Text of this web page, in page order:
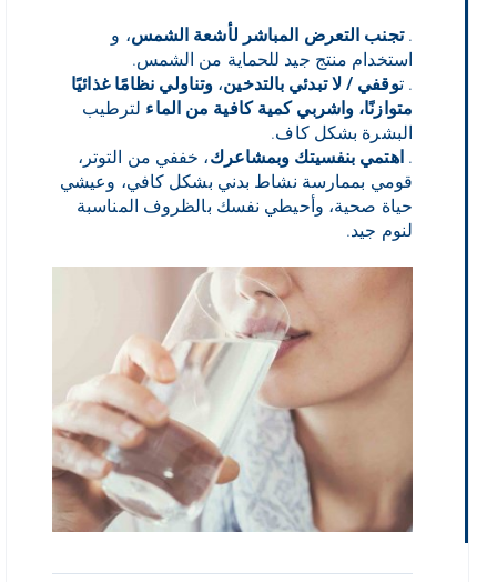
.تجنب التعرض المباشر لأشعة الشمس، و
استخدام منتج جيد للحماية من الشمس.
. توقفي / لا تبدئي بالتدخين، وتناولي نظامًا غذائيًا
متوازنًا، واشربي كمية كافية من الماء لترطيب
البشرة بشكل كاف.
.اهتمي بنفسيتك وبمشاعرك، خففي من التوتر،
قومي بممارسة نشاط بدني بشكل كافي، وعيشي
حياة صحية، وأحيطي نفسك بالظروف المناسبة
لنوم جيد.